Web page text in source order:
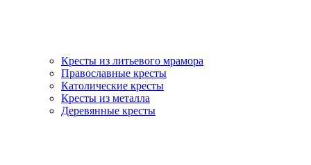
Кресты из литьевого мрамора
Православные кресты
Католические кресты
Кресты из металла
Деревянные кресты